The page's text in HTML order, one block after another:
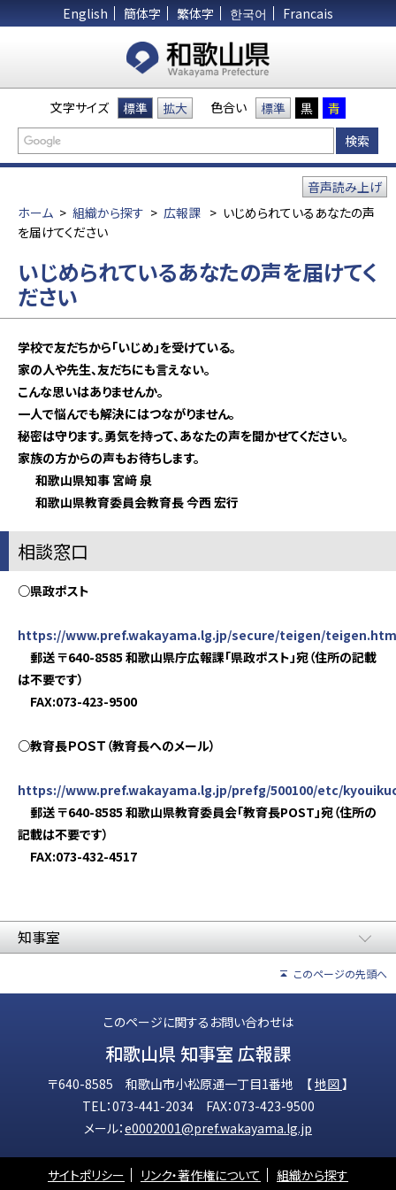
English 簡体字 繁体字 한국어 Francais
文字サイズ 標準 拡大 色合い 標準 黒 青
ホーム > 組織から探す > 広報課 > いじめられているあなたの声
を届けてください
音声読み上げ
いじめられているあなたの声を届けてく
ださい
学校で友だちから「いじめ」を受けている。
家の人や先生、友だちにも言えない。
こんな思いはありませんか。
一人で悩んでも解決にはつながりません。
秘密は守ります。勇気を持って、あなたの声を聞かせてください。
家族の方からの声もお待ちします。
和歌山県知事 宮﨑 泉
和歌山県教育委員会教育長 今西 宏行
相談窓口
○県政ポスト
https://www.pref.wakayama.lg.jp/secure/teigen/
郵送 〒640-8585 和歌山県庁広報課「県政ポスト」宛（住所の記載
は不要です）
FAX:073-423-9500
○教育長ＰＯＳＴ（教育長へのメール）
https://www.pref.wakayama.lg.jp/prefg/500100/etc/
郵送 〒640-8585 和歌山県教育委員会「教育長POST」宛（住所の
記載は不要です）
FAX:073-432-4517
知事室
このページの先頭へ
このページに関するお問い合わせは
和歌山県 知事室 広報課
〒640-8585 和歌山市小松原通一丁目1番地 【地図】
TEL：073-441-2034 FAX：073-423-9500
メール：e0002001@pref.wakayama.lg.jp
サイトポリシー リンク・著作権について 組織から探す